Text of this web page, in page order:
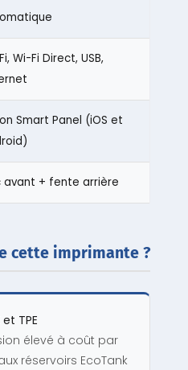
Wi-Fi Direct, USB,
Smart Panel (iOS et
avant + fente arrière
cette imprimante ?
et TPE
élevé à coût par
réservoirs EcoTank